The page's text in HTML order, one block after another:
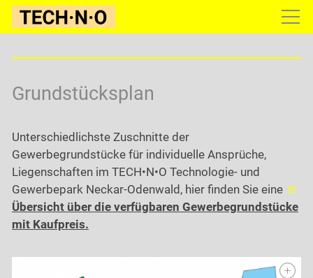
Lage
Grundstücksplan
Bau-Infos
Angebote
Infrastruktur
Grundstücksplan
Unterschiedlichste Zuschnitte der
Gewerbegrundstücke für individuelle Ansprüche,
Liegenschaften im TECH•N•O Technologie- und
Gewerbepark Neckar-Odenwald, hier finden Sie eine
Übersicht über die verfügbaren Gewerbegrundstücke
mit Kaufpreis.